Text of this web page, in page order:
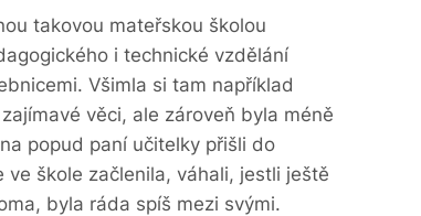
takovou mateřskou školou
i technické vzdělání
Všimla si tam například
věci, ale zároveň byla méně
popud paní učitelky přišli do
škole začlenila, váhali, jestli ještě
byla ráda spíš mezi svými.